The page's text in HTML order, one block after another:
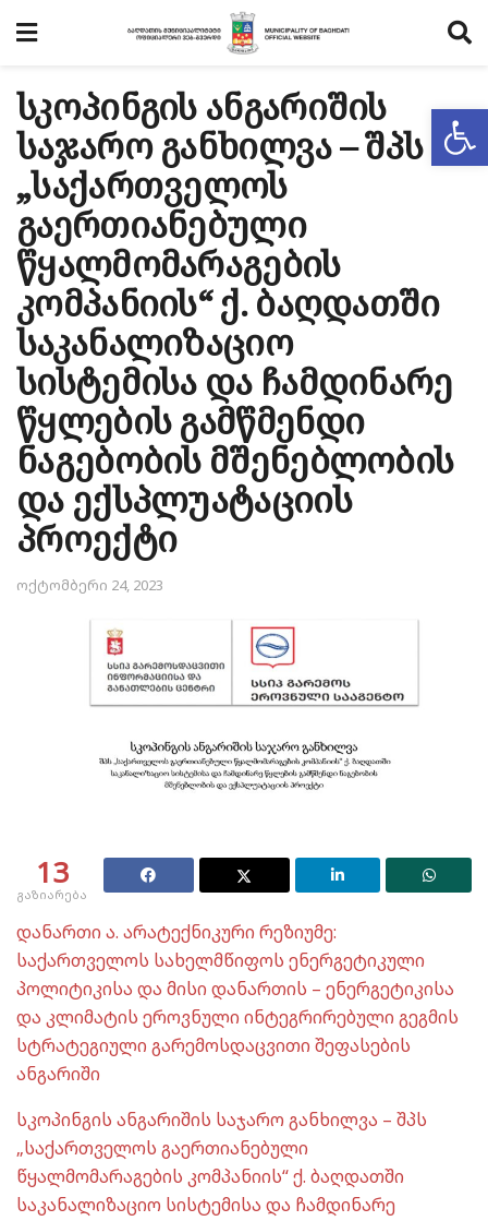
სკოპინგის ანგარიშის
საჯარო განხილვა – შპს
„საქართველოს
გაერთიანებული
წყალმომარაგების
კომპანიის“ ქ. ბაღდათში
საკანალიზაციო
სისტემისა და ჩამდინარე
წყლების გამწმენდი
ნაგებობის მშენებლობის
და ექსპლუატაციის
პროექტი
ოქტომბერი 24, 2023
13
გაზიარება
დანართი ა. არატექნიკური რეზიუმე:
საქართველოს სახელმწიფოს ენერგეტიკული
პოლიტიკისა და მისი დანართის – ენერგეტიკისა
და კლიმატის ეროვნული ინტეგრირებული გეგმის
სტრატეგიული გარემოსდაცვითი შეფასების
ანგარიში
სკოპინგის ანგარიშის საჯარო განხილვა – შპს
„საქართველოს გაერთიანებული
წყალმომარაგების კომპანიის“ ქ. ბაღდათში
საკანალიზაციო სისტემისა და ჩამდინარე